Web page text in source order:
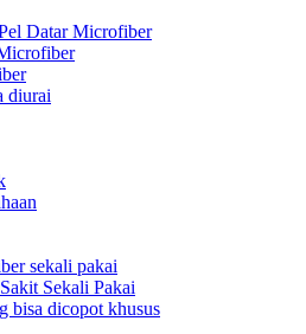
Datar Microfiber
diurai
sekali pakai
Sekali Pakai
bisa dicopot khusus